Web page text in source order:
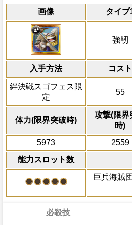
画像 タイプ
強靭
入手方法 コスト
絆決戦スゴフェス限
定
55
体力(限界突破時)
攻撃(限界
時)
5973
2559
能力スロット数
巨兵海賊
一味の体力を
リアを3ターン
し、一味に[巨
時、1ターンの
割合に応じて
減して発動(一
必殺技発動状
ドを発動し、
([お邪魔】も
その後、船長
間「ドリー&ブ
無視して1タ
力
自分は必
ダメージ
+200され
自分の攻
のダメージ
一味の速
冒険開始時強
靭タイプキャ
[速][心]
性ダメージを
果を発揮する
以上いる時、
る。味に[巨人
加効果(加算は
ターン中に一
異常の増加が
攻する巨兵海
動。船長効果
ない)
自分の必殺技
ダメージ無効
ットに変換、
「ドリー&ブロ
ィ、ロロノア
ニー・チョッ
ク、ジンベエ
シー、シャン
ラを除く)※ダ
必殺技